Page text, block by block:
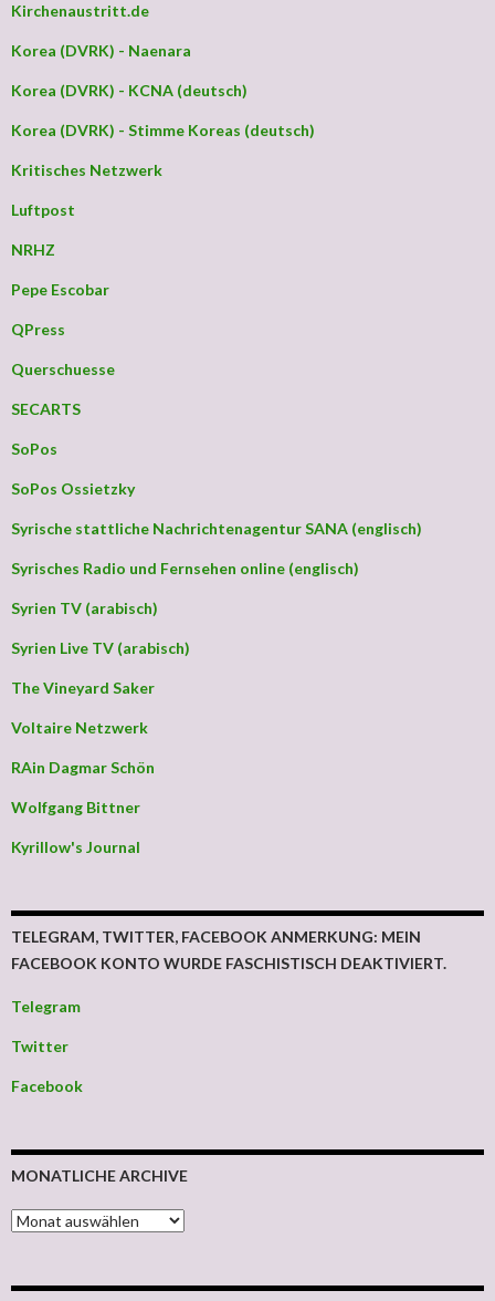
Kirchenaustritt.de
Korea (DVRK) - Naenara
Korea (DVRK) - KCNA (deutsch)
Korea (DVRK) - Stimme Koreas (deutsch)
Kritisches Netzwerk
Luftpost
NRHZ
Pepe Escobar
QPress
Querschuesse
SECARTS
SoPos
SoPos Ossietzky
Syrische stattliche Nachrichtenagentur SANA (englisch)
Syrisches Radio und Fernsehen online (englisch)
Syrien TV (arabisch)
Syrien Live TV (arabisch)
The Vineyard Saker
Voltaire Netzwerk
RAin Dagmar Schön
Wolfgang Bittner
Kyrillow's Journal
TELEGRAM, TWITTER, FACEBOOK ANMERKUNG: MEIN
FACEBOOK KONTO WURDE FASCHISTISCH DEAKTIVIERT.
Telegram
Twitter
Facebook
MONATLICHE ARCHIVE
MONATLICHE ARCHIVE